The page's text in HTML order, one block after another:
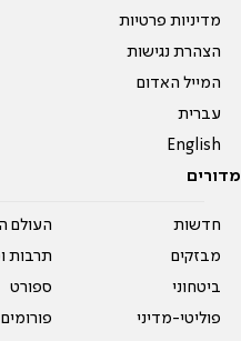
מדיניות פרטיות
הצהרת נגישות
המייל האדום
עברית
English
מדורים
חדשות
מבזקים
ביטחוני
פוליטי-מדיני
העולם
תרבות
ספורט
פורומים